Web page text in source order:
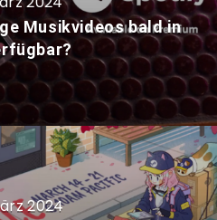
Musikvideos bald in
2024